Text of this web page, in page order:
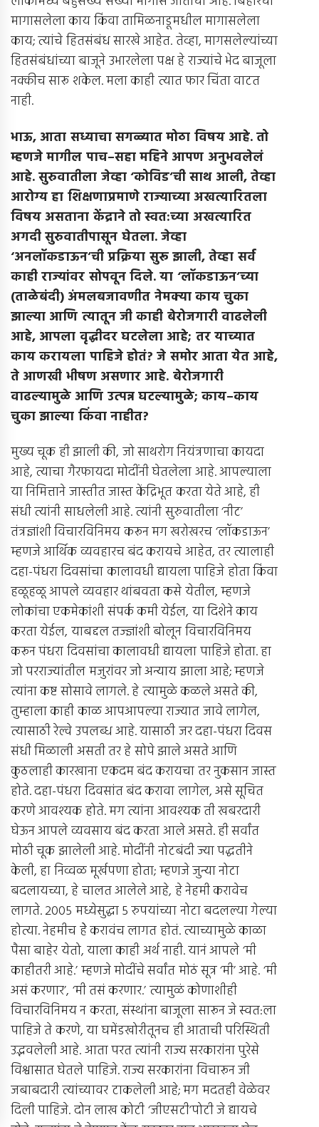
मागासलेला काय किंवा तामिळनाडूमधील मागासलेला
काय; त्यांचे हितसंबंध सारखे आहेत. तेव्हा, मागसलेल्यांच्या
हितसंबंधांच्या बाजूने उभारलेला पक्ष हे राज्यांचे भेद बाजूला
नक्कीच सारू शकेल. मला काही त्यात फार चिंता वाटत
नाही.
भाऊ, आता सध्याचा सगळ्यात मोठा विषय आहे.तो
म्हणजे मागील पाच–सहा महिने आपण अनुभवलेलं
आहे.सुरुवातीला जेव्हा ‘कोविड’ची साथ आली,तेव्हा
आरोग्य हा शिक्षणाप्रमाणे राज्याच्या अखत्यारितला
विषय असताना केंद्राने तो स्वत:च्या अखत्यारित
अगदी सुरुवातीपासून घेतला.जेव्हा
‘अनलॉकडाऊन’ची प्रक्रिया सुरू झाली,तेव्हा सर्व
काही राज्यांवर सोपवून दिले.या ‘लॉकडाऊन’च्या
(ताळेबंदी) अंमलबजावणीत नेमक्या काय चुका
झाल्या आणि त्यातून जी काही बेरोजगारी वाढलेली
आहे, आपला वृद्धीदर घटलेला आहे; तर याच्यात
काय करायला पाहिजे होतं?जे समोर आता येत आहे,
ते आणखी भीषण असणार आहे. बेरोजगारी
वाढल्यामुळे आणि उत्पन्न घटल्यामुळे;काय–काय
चुका झाल्या किंवा नाहीत?
मुख्य चूक ही झाली की, जो साथरोग नियंत्रणाचा कायदा
आहे, त्याचा गैरफायदा मोदींनी घेतलेला आहे. आपल्याला
या निमित्ताने जास्तीत जास्त केंद्रिभूत करता येते आहे, ही
संधी त्यांनी साधलेली आहे. त्यांनी सुरुवातीला ‘नीट’
तंत्रज्ञांशी विचारविनिमय करून मग खरोखरच ‘लॉकडाऊन’
म्हणजे आर्थिक व्यवहारच बंद करायचे आहेत, तर त्यालाही
दहा-पंधरा दिवसांचा कालावधी द्यायला पाहिजे होता किंवा
हळूहळू आपले व्यवहार थांबवता कसे येतील, म्हणजे
लोकांचा एकमेकांशी संपर्क कमी येईल, या दिशेने काय
करता येईल, याबद्दल तज्ज्ञांशी बोलून विचारविनिमय
करून पंधरा दिवसांचा कालावधी द्यायला पाहिजे होता. हा
जो परराज्यांतील मजुरांवर जो अन्याय झाला आहे; म्हणजे
त्यांना कष्ट सोसावे लागले. हे त्यामुळे कळले असते की,
तुम्हाला काही काळ आपआपल्या राज्यात जावे लागेल,
त्यासाठी रेल्वे उपलब्ध आहे. यासाठी जर दहा-पंधरा दिवस
संधी मिळाली असती तर हे सोपे झाले असते आणि
कुठलाही कारखाना एकदम बंद करायचा तर नुकसान जास्त
होते. दहा-पंधरा दिवसांत बंद करावा लागेल, असे सूचित
करणे आवश्यक होते. मग त्यांना आवश्यक ती खबरदारी
घेऊन आपले व्यवसाय बंद करता आले असते. ही सर्वांत
मोठी चूक झालेली आहे. मोदींनी नोटबंदी ज्या पद्धतीने
केली, हा निव्वळ मूर्खपणा होता; म्हणजे जुन्या नोटा
बदलायच्या, हे चालत आलेले आहे, हे नेहमी करावेच
लागते. 2005 मध्येसुद्धा 5 रुपयांच्या नोटा बदलल्या गेल्या
होत्या. नेहमीच हेे करावंच लागत होतं. त्याच्यामुळे काळा
पैसा बाहेर येतो, याला काही अर्थ नाही. यानं आपले ‘मी
काहीतरी आहे.’ म्हणजे मोदींचे सर्वांत मोठं सूत्र ‘मी’ आहे. ‘मी
असं करणार’, ‘मी तसं करणार.’ त्यामुळं कोणाशीही
विचारविनिमय न करता, संस्थांना बाजूला सारून जे स्वत:ला
पाहिजे ते करणे, या घमेंडखोरीतूनच ही आताची परिस्थिती
उद्भवलेली आहे. आता परत त्यांनी राज्य सरकारांना पुरेसे
विश्वासात घेतले पाहिजे. राज्य सरकारांना विचारून जी
जबाबदारी त्यांच्यावर टाकलेली आहे; मग मदतही वेळेवर
दिली पाहिजे. दोन लाख कोटी ‘जीएसटी’पोटी जे द्यायचे